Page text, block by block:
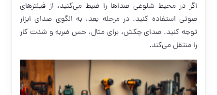
اگر در محیط شلوغی صداها را ضبط می‌کنید، از فیلترهای
صوتی استفاده کنید. در مرحله بعد، به الگوی صدای ابزار
توجه کنید. صدای چکش، برای مثال، حس ضربه و شدت کار
را منتقل می‌کند.